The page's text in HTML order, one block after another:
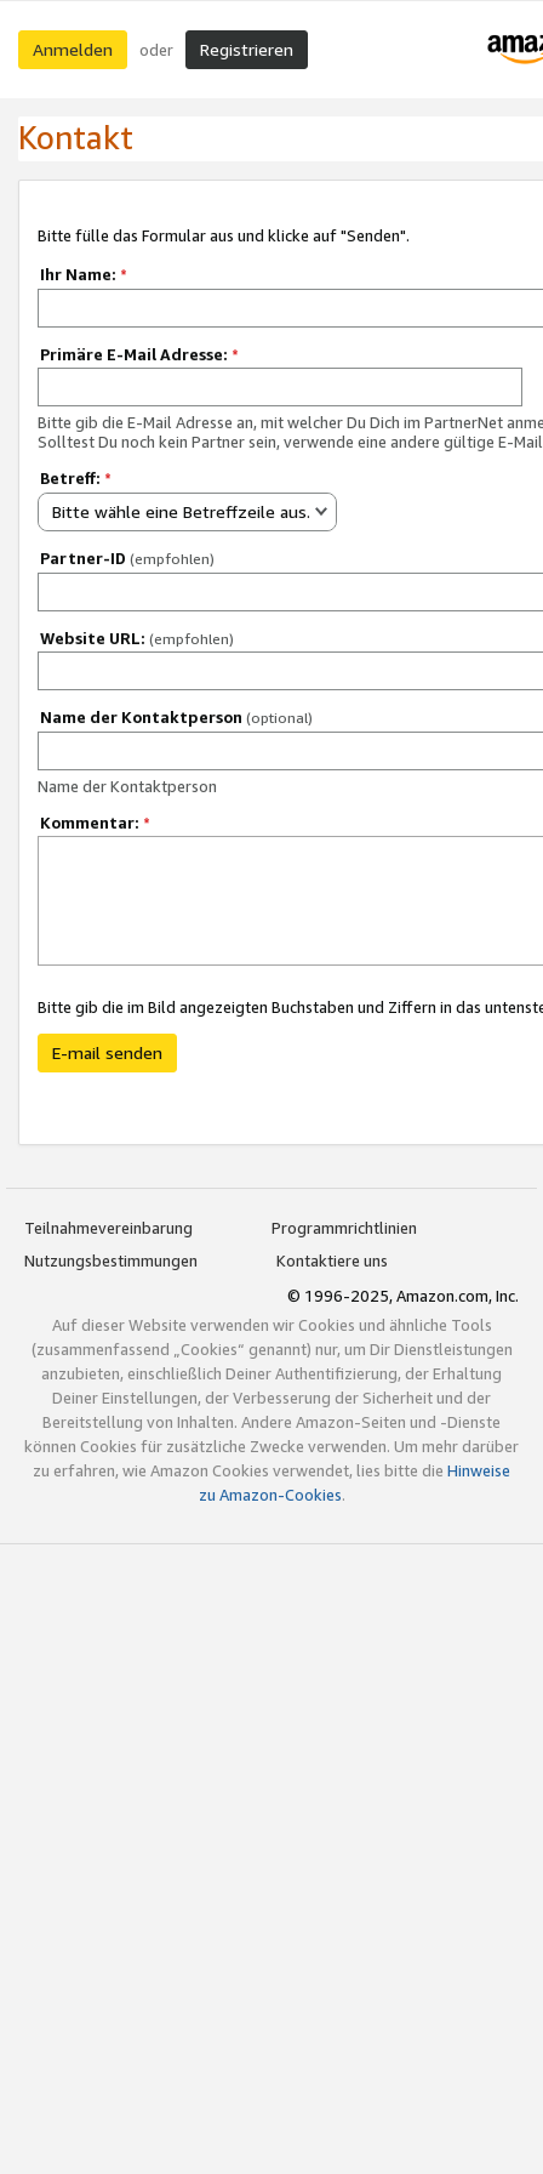
Anmelden oder Registrieren
Kontakt
Bitte fülle das Formular aus und klicke auf "Senden".
Ihr Name: *
Primäre E-Mail Adresse: *
Bitte gib die E-Mail Adresse an, mit welcher Du Dich im PartnerNet
Solltest Du noch kein Partner sein, verwende eine andere gültige E-
Betreff: *
Bitte wähle eine Betreffzeile aus.
Partner-ID (empfohlen)
Website URL: (empfohlen)
Name der Kontaktperson (optional)
Name der Kontaktperson
Kommentar: *
Bitte gib die im Bild angezeigten Buchstaben und Ziffern in das
E-mail senden
Teilnahmevereinbarung
Programmrichtlinien
Nutzungsbestimmungen
Kontaktiere uns
© 1996-2025, Amazon.com, Inc.
Auf dieser Website verwenden wir Cookies und ähnliche Tools
(zusammenfassend „Cookies“ genannt) nur, um Dir Dienstleistungen
anzubieten, einschließlich Deiner Authentifizierung, der Erhaltung
Deiner Einstellungen, der Verbesserung der Sicherheit und der
Bereitstellung von Inhalten. Andere Amazon-Seiten und -Dienste
können Cookies für zusätzliche Zwecke verwenden. Um mehr darüber
zu erfahren, wie Amazon Cookies verwendet, lies bitte die Hinweise
zu Amazon-Cookies.